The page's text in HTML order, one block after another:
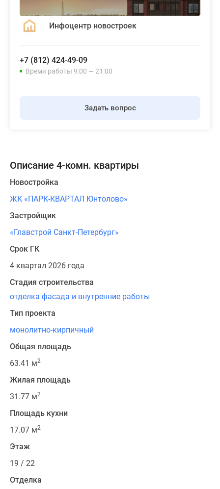
Инфоцентр новостроек
+7 (812) 424-49-09
Время работы 9:00 — 21:00
Задать вопрос
Описание 4-комн. квартиры
Новостройка
ЖК «ПАРК-КВАРТАЛ Юнтолово»
Застройщик
«Главстрой Санкт-Петербург»
Срок ГК
4 квартал 2026 года
Стадия строительства
отделка фасада и внутренние работы
Тип проекта
монолитно-кирпичный
Общая площадь
63.41 м2
Жилая площадь
31.77 м2
Площадь кухни
17.07 м2
Этаж
19 / 22
Отделка